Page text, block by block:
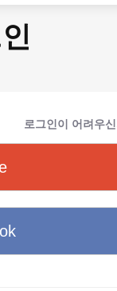
로그인이 어려우